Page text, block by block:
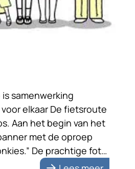
samenwerking
elkaar De fietsroute
Aan het begin van het
met de oproep
De prachtige foto
met zijn moeder